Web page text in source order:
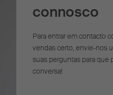
connosco
Para entrar em contacto
vendas certo, envie-nos
suas perguntas para que
conversa!